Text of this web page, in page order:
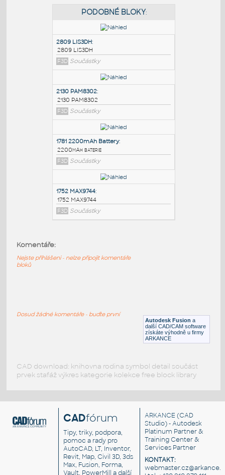
PODOBNÉ BLOKY
2809 LIS3DH:
2809 LIS3DH
F3D Součástky
2130 PAM8302:
2130 PAM8302
F3D Součástky
1752 MAX9744
Autodesk Fusion a
další CAD/CAM software
získáte výhodně u firmy
ARKANCE
Komentáře:
Nejste přihlášeni - nelze připojit komentáře
bloků
Dosud žádné komentáře - buďte první
CAD download: knihovna rodina symbol detail součást
prvek stafáž výkres kategorie kolekce free block library
CADfórum
Tipy, triky, podpora,
pomoc a rady pro
AutoCAD, LT, Inventor,
Revit, Map, Civil 3D, 3ds
Max, Fusion, Forma,
Vault, PowerMill a další
ARKANCE (CAD
Studio) - Autodesk
Platinum Partner &
Training Center &
Services Partner
KONTAKT: